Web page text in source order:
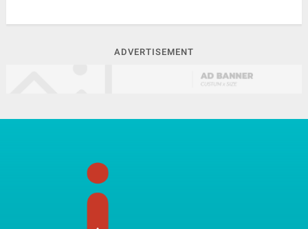
ADVERTISEMENT